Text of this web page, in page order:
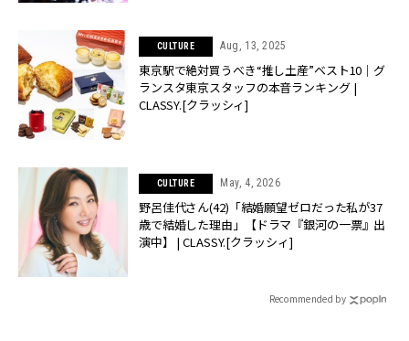
CULTURE Aug, 13, 2025
東京駅で絶対買うべき“推し土産”ベスト10｜グ
ランスタ東京スタッフの本音ランキング |
CLASSY.[クラッシィ]
CULTURE May, 4, 2026
野呂佳代さん(42)「結婚願望ゼロだった私が37
歳で結婚した理由」【ドラマ『銀河の一票』出
演中】 | CLASSY.[クラッシィ]
Recommended by